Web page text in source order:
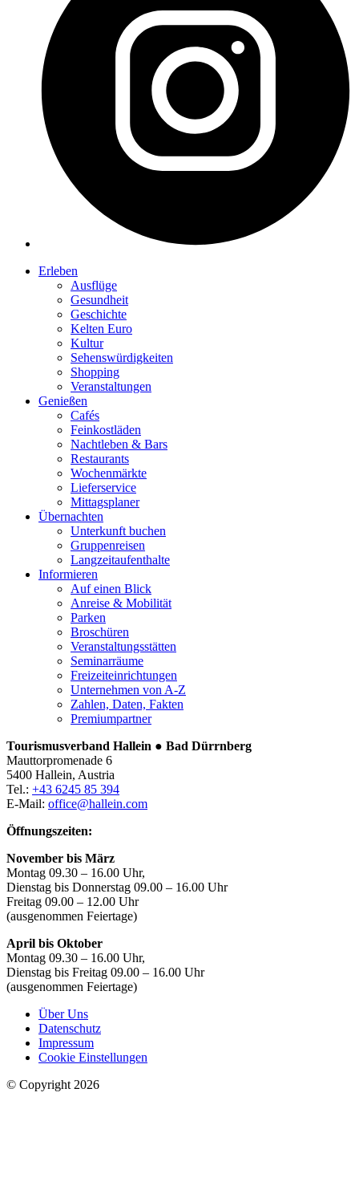
Erleben
Ausflüge
Gesundheit
Geschichte
Kelten Euro
Kultur
Sehenswürdigkeiten
Shopping
Veranstaltungen
Genießen
Cafés
Feinkostläden
Nachtleben & Bars
Restaurants
Wochenmärkte
Lieferservice
Mittagsplaner
Übernachten
Unterkunft buchen
Gruppenreisen
Langzeitaufenthalte
Informieren
Auf einen Blick
Anreise & Mobilität
Parken
Broschüren
Veranstaltungsstätten
Seminarräume
Freizeiteinrichtungen
Unternehmen von A-Z
Zahlen, Daten, Fakten
Premiumpartner
Tourismusverband Hallein ● Bad Dürrnberg
Mauttorpromenade 6
5400 Hallein, Austria
Tel.: +43 6245 85 394
E-Mail: office@hallein.com
Öffnungszeiten:
November bis März
Montag 09.30 – 16.00 Uhr,
Dienstag bis Donnerstag 09.00 – 16.00 Uhr
Freitag 09.00 – 12.00 Uhr
(ausgenommen Feiertage)
April bis Oktober
Montag 09.30 – 16.00 Uhr,
Dienstag bis Freitag 09.00 – 16.00 Uhr
(ausgenommen Feiertage)
Über Uns
Datenschutz
Impressum
Cookie Einstellungen
© Copyright 2026